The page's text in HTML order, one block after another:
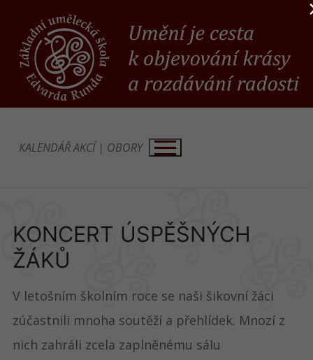
obsah
KALENDÁŘ AKCÍ| OBORY
KONCERT ÚSPĚŠNÝCH
ŽÁKŮ
V letošním školním roce se naši šikovní žáci
zúčastnili mnoha soutěží a přehlídek. Mnozí z
nich zahráli zcela zaplněnému sálu